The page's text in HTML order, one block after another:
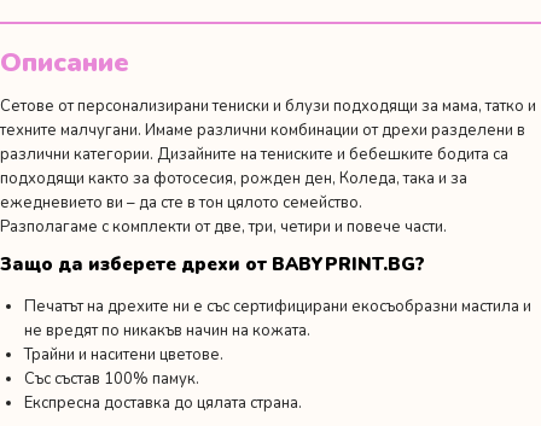
и
бебе
Описание
Сетове от персонализирани тениски и блузи подходящи за мама, татко и
техните малчугани. Имаме различни комбинации от дрехи разделени в
различни категории. Дизайните на тениските и бебешките бодита са
подходящи както за фотосесия, рожден ден, Коледа, така и за
ежедневието ви – да сте в тон цялото семейство.
Разполагаме с комплекти от две, три, четири и повече части.
Защо да изберете дрехи от BABYPRINT.BG?
Печатът на дрехите ни е със сертифицирани екосъобразни мастила и
не вредят по никакъв начин на кожата.
Трайни и наситени цветове.
Със състав 100% памук.
Експресна доставка до цялата страна.